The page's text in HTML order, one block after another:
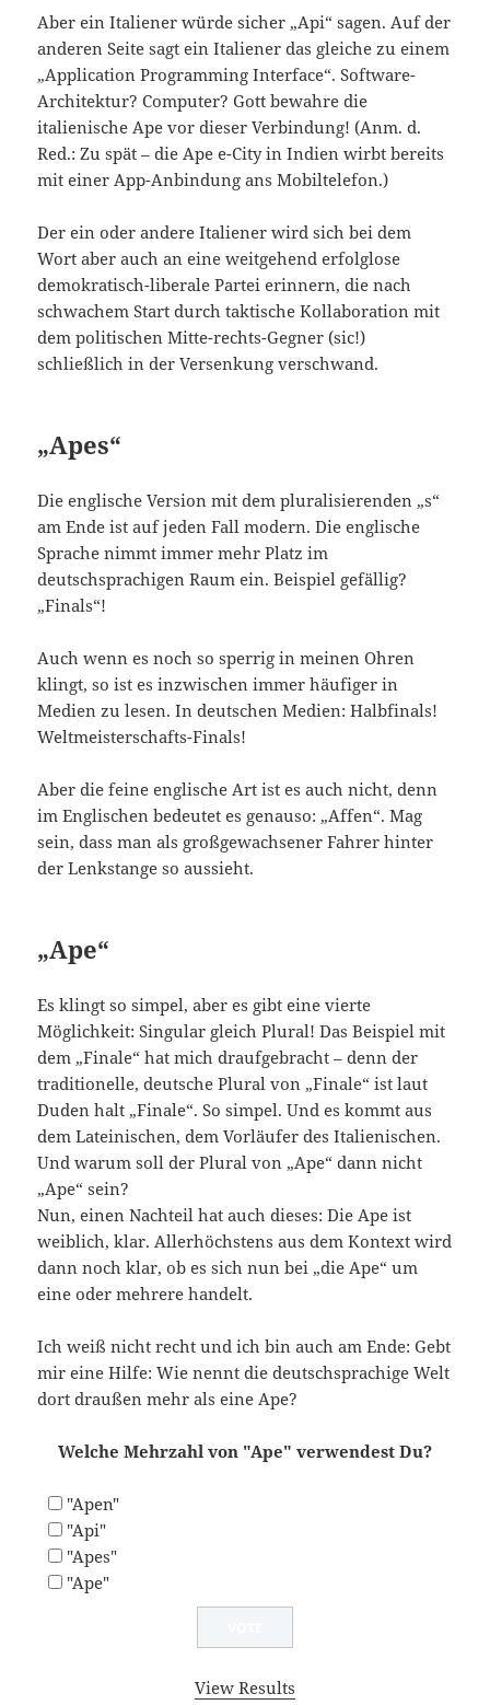
Aber ein Italiener würde sicher „Api“ sagen. Auf der
anderen Seite sagt ein Italiener das gleiche zu einem
„Application Programming Interface“. Software-
Architektur? Computer? Gott bewahre die
italienische Ape vor dieser Verbindung! (Anm. d.
Red.: Zu spät – die Ape e-City in Indien wirbt bereits
mit einer App-Anbindung ans Mobiltelefon.)
Der ein oder andere Italiener wird sich bei dem
Wort aber auch an eine weitgehend erfolglose
demokratisch-liberale Partei erinnern, die nach
schwachem Start durch taktische Kollaboration mit
dem politischen Mitte-rechts-Gegner (sic!)
schließlich in der Versenkung verschwand.
„Apes“
Die englische Version mit dem pluralisierenden „s“
am Ende ist auf jeden Fall modern. Die englische
Sprache nimmt immer mehr Platz im
deutschsprachigen Raum ein. Beispiel gefällig?
„Finals“!
Auch wenn es noch so sperrig in meinen Ohren
klingt, so ist es inzwischen immer häufiger in
Medien zu lesen. In deutschen Medien: Halbfinals!
Weltmeisterschafts-Finals!
Aber die feine englische Art ist es auch nicht, denn
im Englischen bedeutet es genauso: „Affen“. Mag
sein, dass man als großgewachsener Fahrer hinter
der Lenkstange so aussieht.
„Ape“
Es klingt so simpel, aber es gibt eine vierte
Möglichkeit: Singular gleich Plural! Das Beispiel mit
dem „Finale“ hat mich draufgebracht – denn der
traditionelle, deutsche Plural von „Finale“ ist laut
Duden halt „Finale“. So simpel. Und es kommt aus
dem Lateinischen, dem Vorläufer des Italienischen.
Und warum soll der Plural von „Ape“ dann nicht
„Ape“ sein?
Nun, einen Nachteil hat auch dieses: Die Ape ist
weiblich, klar. Allerhöchstens aus dem Kontext wird
dann noch klar, ob es sich nun bei „die Ape“ um
eine oder mehrere handelt.
Ich weiß nicht recht und ich bin auch am Ende: Gebt
mir eine Hilfe: Wie nennt die deutschsprachige Welt
dort draußen mehr als eine Ape?
Welche Mehrzahl von "Ape" verwendest Du?
"Apen"
"Api"
"Apes"
"Ape"
View Results